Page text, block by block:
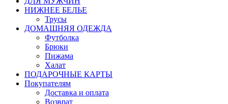
НИЖНЕЕ БЕЛЬЕ
Трусы
ДОМАШНЯЯ ОДЕЖДА
Футболка
Брюки
Пижама
Халат
ПОДАРОЧНЫЕ КАРТЫ
Покупателям
Доставка и оплата
Возврат